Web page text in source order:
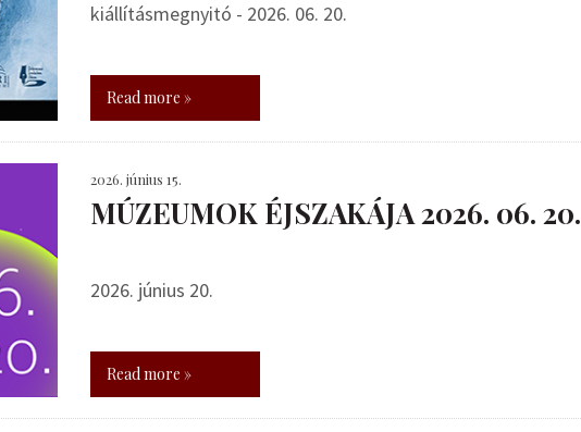
kiállításmegnyitó - 2026. 06. 20.
Read more »
2026. június 15.
MÚZEUMOK ÉJSZAKÁJA 2026. 06. 20.
2026. június 20.
Read more »